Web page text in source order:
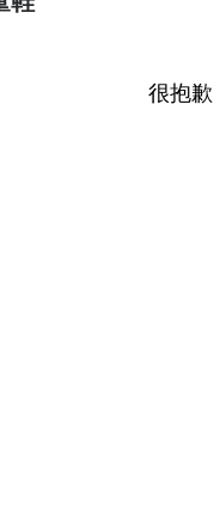
很抱歉